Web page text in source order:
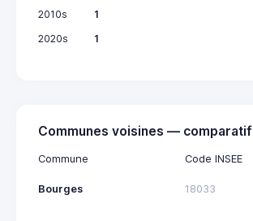
2010s
1
2020s
1
Communes voisines — comparatif
Commune Code INSEE
Bourges 18033